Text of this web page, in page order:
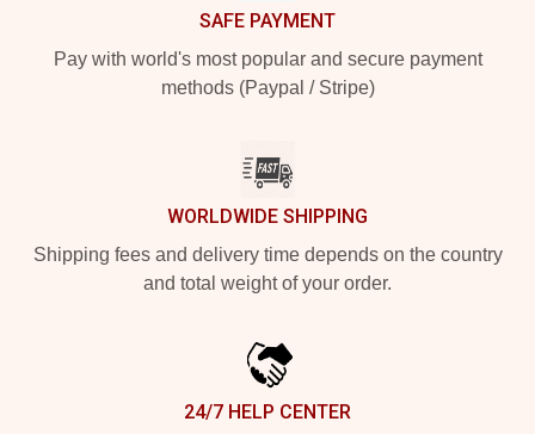
SAFE PAYMENT
Pay with world's most popular and secure payment
methods (Paypal / Stripe)
WORLDWIDE SHIPPING
Shipping fees and delivery time depends on the country
and total weight of your order.
24/7 HELP CENTER